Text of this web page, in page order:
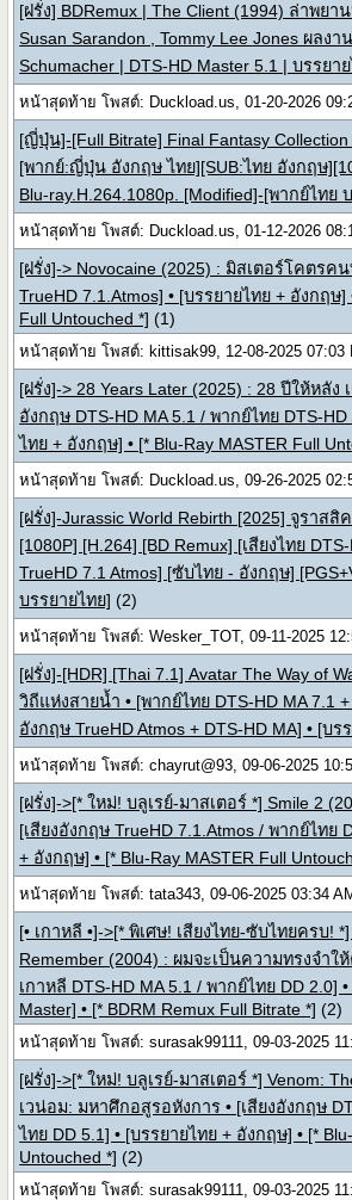
[ฝรั่ง] BDRemux | The Client (1994) ล่าพย
Susan Sarandon , Tommy Lee Jones ผลงา
Schumacher | DTS-HD Master 5.1 | บรรยา
หน้าสุดท้าย โพสต์: Duckload.us, 01-20-2026
[ญี่ปุ่น]-[Full Bitrate] Final Fantasy
[พากย์:ญี่ปุ่น อังกฤษ ไทย][SUB:ไทย อังกฤษ
Blu-ray.H.264.1080p. [Modified]-[พากย์ไทย
หน้าสุดท้าย โพสต์: Duckload.us, 01-12-2026
[ฝรั่ง]-> Novocaine (2025) : มิสเตอร์โคตรค
TrueHD 7.1.Atmos] • [บรรยายไทย + อังกฤษ]
Full Untouched *] (1)
หน้าสุดท้าย โพสต์: kittisak99, 12-08-2025 07:03
[ฝรั่ง]-> 28 Years Later (2025) : 28 ปีให้หลัง
อังกฤษ DTS-HD MA 5.1 / พากย์ไทย DTS-HD
ไทย + อังกฤษ] • [* Blu-Ray MASTER Full
หน้าสุดท้าย โพสต์: Duckload.us, 09-26-2025
[ฝรั่ง]-Jurassic World Rebirth [2025] จูราสสิ
[1080P] [H.264] [BD Remux] [เสียงไทย
TrueHD 7.1 Atmos] [ซับไทย - อังกฤษ]
บรรยายไทย] (2)
หน้าสุดท้าย โพสต์: Wesker_TOT, 09-11-2025
[ฝรั่ง]-[HDR] [Thai 7.1] Avatar The Way of
วิถีแห่งสายน้ำ • [พากย์ไทย DTS-HD MA 7.1 +
อังกฤษ TrueHD Atmos + DTS-HD MA] • [บร
หน้าสุดท้าย โพสต์: chayrut@93, 09-06-2025
[ฝรั่ง]->[* ใหม่! บลูเรย์-มาสเตอร์ *] Smile 2
[เสียงอังกฤษ TrueHD 7.1.Atmos / พากย์ไทย
+ อังกฤษ] • [* Blu-Ray MASTER Full
หน้าสุดท้าย โพสต์: tata343, 09-06-2025 03:34
[• เกาหลี •]->[* พิเศษ! เสียงไทย-ซับไทยครบ!
Remember (2004) : ผมจะเป็นความทรงจำใ
เกาหลี DTS-HD MA 5.1 / พากย์ไทย DD 2.0]
Master] • [* BDRM Remux Full Bitrate *] (2)
หน้าสุดท้าย โพสต์: surasak99111, 09-03-2025
[ฝรั่ง]->[* ใหม่! บลูเรย์-มาสเตอร์ *] Venom:
เวน่อม: มหาศึกอสูรอหังการ • [เสียงอังกฤษ
ไทย DD 5.1] • [บรรยายไทย + อังกฤษ] • [*
Untouched *] (2)
หน้าสุดท้าย โพสต์: surasak99111, 09-03-2025